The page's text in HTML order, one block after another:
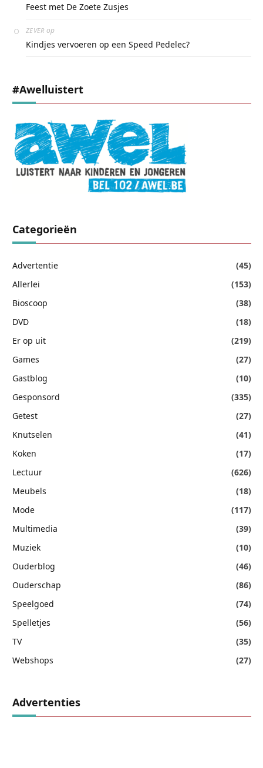
Feest met De Zoete Zusjes
ZEVER op
Kindjes vervoeren op een Speed Pedelec?
#awelluistert
Categorieën
Advertentie
(45)
Allerlei
(153)
Bioscoop
(38)
DVD
(18)
Er op uit
(219)
Games
(27)
Gastblog
(10)
Gesponsord
(335)
Getest
(27)
Knutselen
(41)
Koken
(17)
Lectuur
(626)
Meubels
(18)
Mode
(117)
Multimedia
(39)
Muziek
(10)
Ouderblog
(46)
Ouderschap
(86)
Speelgoed
(74)
Spelletjes
(56)
TV
(35)
Webshops
(27)
Advertenties